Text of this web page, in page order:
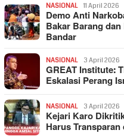
NASIONAL 11 April 2026
Demo Anti
Bakar Barang
Bandar
NASIONAL 3 April 2026
GREAT Institute:
Eskalasi Perang
NASIONAL 3 April 2026
Kejari Karo
Harus